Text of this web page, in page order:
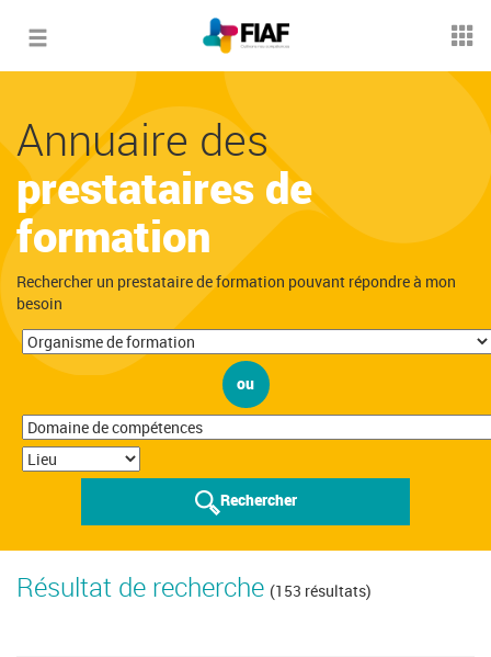
Toggle
Annuaire des
prestataires de
formation
Rechercher un prestataire de formation pouvant répondre à mon
besoin
ou
Rechercher
Résultat de recherche (153 résultats)